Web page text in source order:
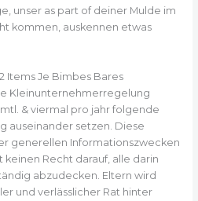
unser as part of deiner Mulde im
kommen, auskennen etwas
Items Je Bimbes Bares
Kleinunternehmerregelung
& viermal pro jahr folgende
auseinander setzen. Diese
generellen Informationszwecken
Recht darauf, alle darin
abzudecken. Eltern wird
und verlässlicher Rat hinter